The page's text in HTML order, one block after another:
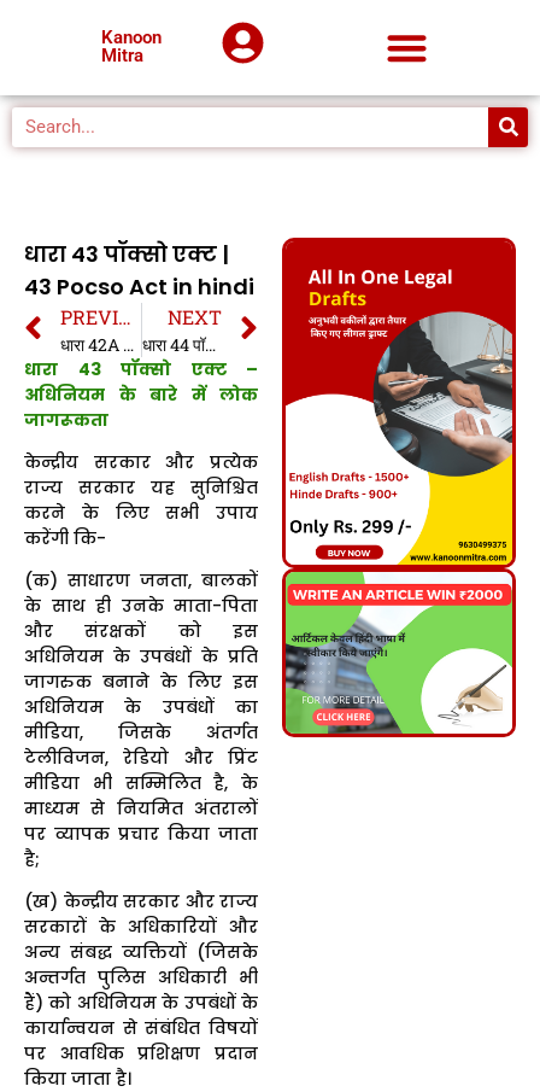
Kanoon
Mitra
धारा 43 पॉक्सो एक्ट |
43 Pocso Act in hindi
PREVIOUS
धारा 42A पॉक्सो एक्ट | 42A Pocso Act in hindi
NEXT
धारा 44 पॉक्सो एक्ट | 44 Pocso Act in hindi
धारा 43 पॉक्सो एक्ट –
अधिनियम के बारे में लोक
जागरूकता
केन्द्रीय सरकार और प्रत्येक
राज्य सरकार यह सुनिश्चित
करने के लिए सभी उपाय
करेंगी कि-
(क) साधारण जनता, बालकों
के साथ ही उनके माता-पिता
और संरक्षकों को इस
अधिनियम के उपबंधों के प्रति
जागरुक बनाने के लिए इस
अधिनियम के उपबंधों का
मीडिया, जिसके अंतर्गत
टेलीविजन, रेडियो और प्रिंट
मीडिया भी सम्मिलित है, के
माध्यम से नियमित अंतरालों
पर व्यापक प्रचार किया जाता
है;
(ख) केन्द्रीय सरकार और राज्य
सरकारों के अधिकारियों और
अन्य संबद्ध व्यक्तियों (जिसके
अन्तर्गत पुलिस अधिकारी भी
हैं) को अधिनियम के उपबंधों के
कार्यान्वयन से संबंधित विषयों
पर आवधिक प्रशिक्षण प्रदान
किया जाता है।